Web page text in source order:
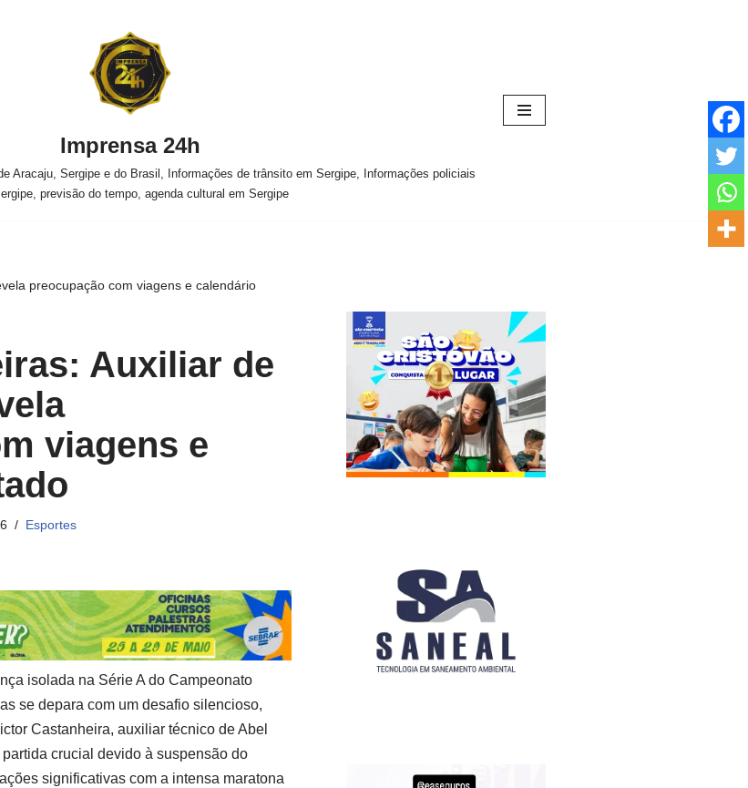
Imprensa 24h
Aracaju, Sergipe e do Brasil, Informações de trânsito em Sergipe, Informações policiais
previsão do tempo, agenda cultural em Sergipe
preocupação com viagens e calendário
Auxiliar de
viagens e
Esportes
isolada na Série A do Campeonato
se depara com um desafio silencioso,
Castanheira, auxiliar técnico de Abel
crucial devido à suspensão do
significativas com a intensa maratona